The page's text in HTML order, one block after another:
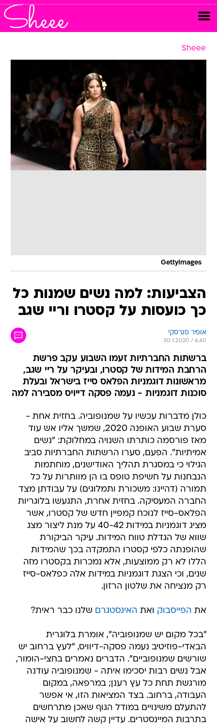
Sheee
GettyImages
הצביעות: למה נשים שמנות כל
כך כועסות על קסטרו וריי שגב
אופיר סגרסקי
30.1.2020 / 6:40
ברשתות החברתיות זעמו השבוע עקב פרשת
הרחבת המידות של קסטרו, ובעיקר על ריי שגב,
מראשונות דוגמניות הפלאס סייז בישראל ובעלת
סוכנות דוגמניות - נעמה פסקה דייויס מסבירה למה
כולן מדברות עכשיו על שמנופוביה. בחזית אחת -
סערת שבוע האופנה 2020, שמשך אליו אש עוד
מאז פורסמה כותרתו השנויה במחלוקת: "נשים
אמיתיות". הפעם, סערו הרשתות החברתיות סביב
הגילוי כי במסגרת תהליך האודישנים, מוחתמות
הנבחנות על חשיפת טופס בו הן מוותרות על כל
תמורה (דהיינו: משכורת ותמלוגים) על עבודתן מצד
החברה המעסיקה. בחזית אחרת, התגעשו בלוגריות
הפלאס-סייז לנוכח קמפיין חדש של קסטרו, אשר
מציג דוגמניות במידות 40-42 על מנת ליצור מצג
שווא של הגדלת טווח המידות. עיקר הביקורת
שהופנתה כלפי קסטרו התמקדה בכך שהמידות
הללו לא רק ממוצעות, אלא נמכרות בקסטרו מזה
שנים, וכי הצגת דוגמניות במידות אלה כפלאס-סייז
רק מנציחה את שלטון הרזון.
את הפייסבוק ואת האינסטגרם שלנו כבר ראית?
"בכל מקום יש שמנופוביה", אומרת בלוגרית
הבאדי-פוזיטיב נעמה פסקה-דיוויס, "לעץ ברחוב יש
שורשים שמנופוביים". הדברים נאמרים בחצי-הומור,
אבל נשים רבות יסכימו איתה - שמנופוביה עודנה
מורגשת תחת כל עץ רענן; במרפאה, במקום
העבודה, ברחוב. בצד המציאות הזו, אי אפשר
להתעלם משינויים במודל הגוף שאכן מתרחשים
בתרבות המיינסטרים. עדיין קשה לחשוב על אישה